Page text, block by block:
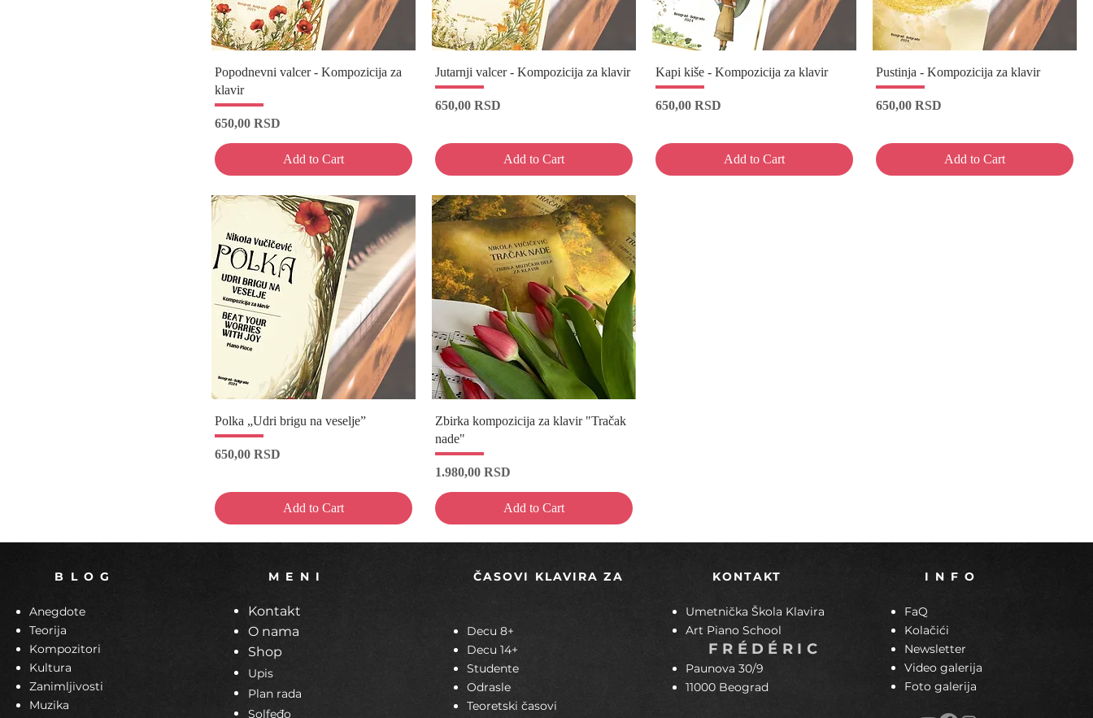
Popodnevni valcer - Kompozicija za
klavir
Price
650,00 RSD
Add to Cart
Jutarnji valcer - Kompozicija za klavir
Price
650,00 RSD
Add to Cart
Kapi kiše - Kompozicija za klavir
Price
650,00 RSD
Add to Cart
Pustinja - Kompozicija za klavir
Price
650,00 RSD
Add to Cart
Polka „Udri brigu na veselje”
Price
650,00 RSD
Add to Cart
Zbirka kompozicija za klavir "Tračak
nade"
Price
1.980,00 RSD
Add to Cart
B L O G
Anegdote
Teorija
Kompozitori
Kultura
Zanimljivosti
Muzika
M E N I
Kontakt
O nama
Shop
Upis
Plan rada
Solfeđo
ČASOVI KLAVIRA ZA
Decu 8+
Decu 14+
Studente
Odrasle
Teoretski časovi
KONTAKT
Umetnička Škola Klavira
Art Piano School
FRÉDÉRIC
Paunova 30/9
11000 Beograd
I N F O
FaQ
Kolačići
Newsletter
Video galerija
Foto galerija